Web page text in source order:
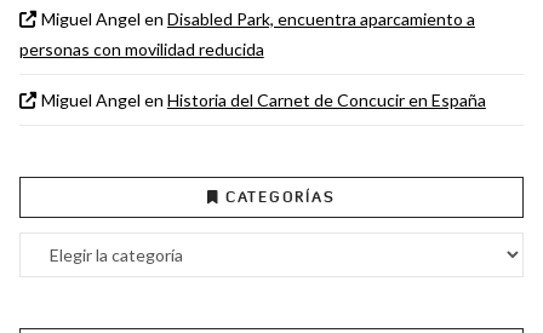
Miguel Angel en Disabled Park, encuentra aparcamiento a
personas con movilidad reducida
Miguel Angel en Historia del Carnet de Concucir en España
CATEGORÍAS
Categorías